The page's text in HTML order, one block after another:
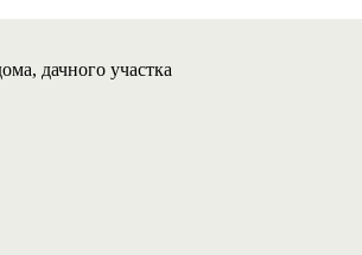
дачного участка